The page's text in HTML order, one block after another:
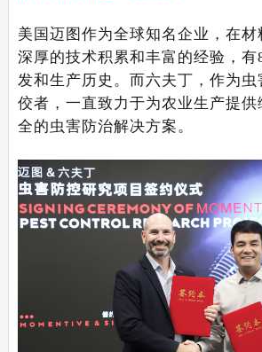
美国迈图作为全球知名企业，在
深厚的技术积累和丰富的经验，
发和生产历史。而六夫丁，作为
佼者，一直致力于为农业生产提供
全的虫害防治解决方案。